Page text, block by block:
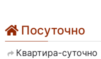
Посуточно
Квартира-суточно